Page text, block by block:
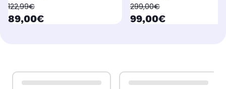
oldPrice
122,99€
currentPrice
89,00€
oldPrice
299,00€
currentPrice
99,00€